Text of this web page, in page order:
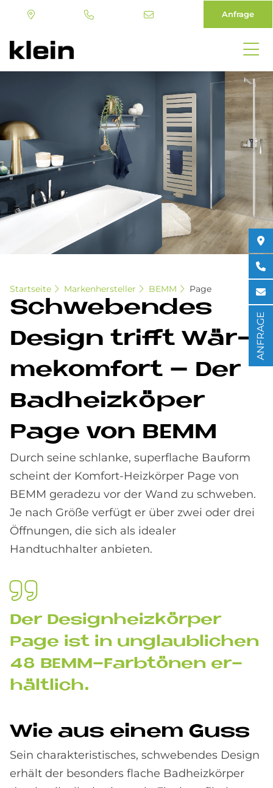
Anfrage
Startseite Markenhersteller BEMM Page
Schwe­ben­des
De­sign trif­ft Wär­
me­kom­fort – Der
Bad­heiz­kö­per
Page von BEMM
Durch seine schlanke, superflache Bauform
scheint der Komfort-Heizkörper Page von
BEMM geradezu vor der Wand zu schweben.
Je nach Größe verfügt er über zwei oder drei
Öffnungen, die sich als idealer
Handtuchhalter anbieten.
Der De­sign­heiz­kör­per
Page ist in un­glaub­li­chen
48 BEMM-Farb­tö­nen er­
hält­lich.
Wie aus ei­nem Guss
Sein charakteristisches, schwebendes Design
erhält der besonders flache Badheizkörper
ANFRAGE